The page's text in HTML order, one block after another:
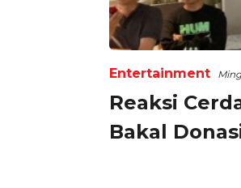
Entertainment
Reaksi
Bakal